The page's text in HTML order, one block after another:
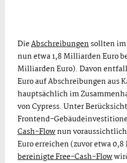
DieAbschreibungensollten im
nun etwa 1,8 Milliarden Euro
Milliarden Euro). Davon
Euro auf Abschreibungen aus
hauptsächlich im
von Cypress. Unter
Frontend-
Cash-Flownun
Euro erreichen (zuvor etwa
bereinigte Free-Cash-Flow